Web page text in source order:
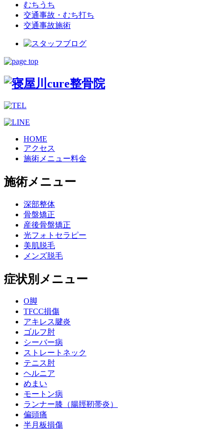
むちうち
交通事故・むち打ち
交通事故施術
HOME
アクセス
施術メニュー料金
施術メニュー
深部整体
骨盤矯正
産後骨盤矯正
光フォトセラピー
美肌脱毛
メンズ脱毛
症状別メニュー
O脚
TFCC損傷
アキレス腱炎
ゴルフ肘
シーバー病
ストレートネック
テニス肘
ヘルニア
めまい
モートン病
ランナー膝（腸脛靭帯炎）
偏頭痛
半月板損傷